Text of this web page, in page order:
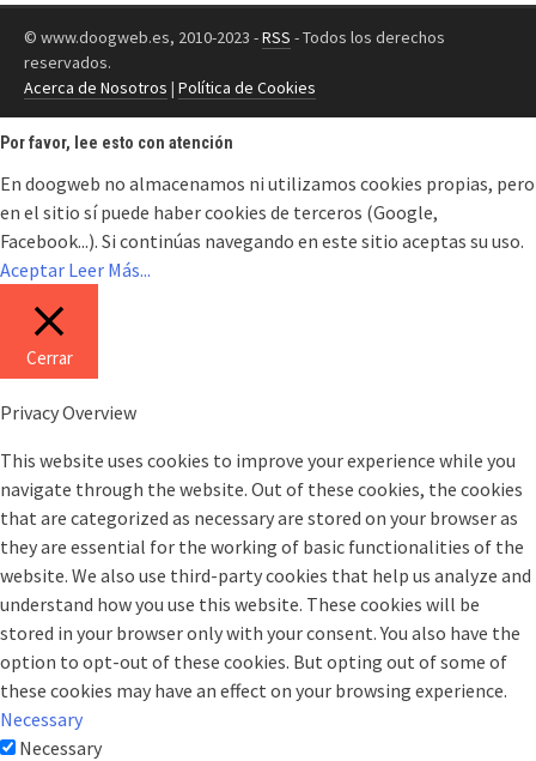
© www.doogweb.es, 2010-2023 -RSS - Todos los derechos
reservados.
Acerca de Nosotros | Política de Cookies
Por favor, lee esto con atención
En doogweb no almacenamos ni utilizamos cookies propias, pero
en el sitio sí puede haber cookies de terceros (Google,
Facebook...). Si continúas navegando en este sitio aceptas su uso.
Aceptar Leer Más...
Cerrar
Privacy Overview
This website uses cookies to improve your experience while you
navigate through the website. Out of these cookies, the cookies
that are categorized as necessary are stored on your browser as
they are essential for the working of basic functionalities of the
website. We also use third-party cookies that help us analyze and
understand how you use this website. These cookies will be
stored in your browser only with your consent. You also have the
option to opt-out of these cookies. But opting out of some of
these cookies may have an effect on your browsing experience.
Necessary
Necessary